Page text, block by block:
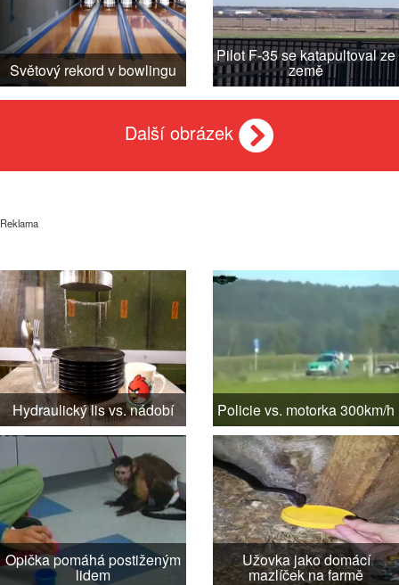
Světový rekord v bowlingu
Pilot F-35 se katapultoval ze
země
Další obrázek
Reklama
Hydraulický lis vs. nádobí Policie vs. motorka 300km/h
Opička pomáhá postiženým
lidem
Užovka jako domácí
mazlíček na farmě